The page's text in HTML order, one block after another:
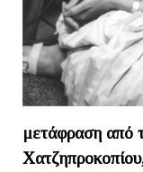
μετάφραση από